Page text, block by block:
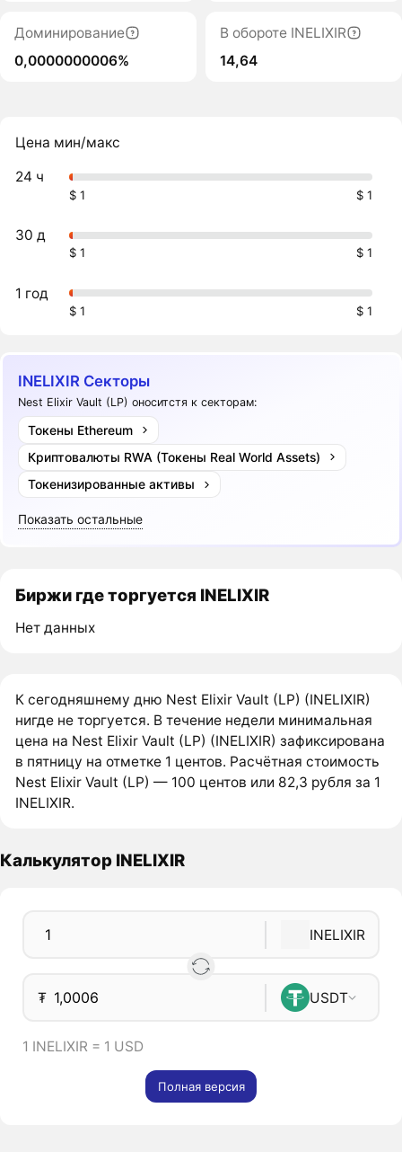
Доминирование
0,0000000006%
В обороте INELIXIR
14,64
Цена мин/макс
24 ч
$ 1 $ 1
30 д
$ 1 $ 1
1 год
$ 1 $ 1
INELIXIR Секторы
Nest Elixir Vault (LP) оноситстя к секторам:
Токены Ethereum
Криптовалюты RWA (Токены Real World Assets)
Токенизированные активы
Показать остальные
Биржи где торгуется INELIXIR
Нет данных
К сегодняшнему дню Nest Elixir Vault (LP) (INELIXIR)
нигде не торгуется. В течение недели минимальная
цена на Nest Elixir Vault (LP) (INELIXIR) зафиксирована
в пятницу на отметке 1 центов. Расчётная стоимость
Nest Elixir Vault (LP) — 100 центов или 82,3 рубля за 1
INELIXIR.
Калькулятор INELIXIR
INELIXIR
₮ USDT
1 INELIXIR = 1 USD
Полная версия